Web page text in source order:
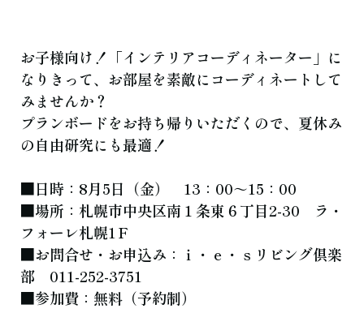
お子様向け！「インテリアコーディネーター」に
なりきって、お部屋を素敵にコーディネートして
みませんか？
プランボードをお持ち帰りいただくので、夏休み
の自由研究にも最適！
■日時：8月5日（金） 13：00～15：00
■場所：札幌市中央区南１条東６丁目2-30 ラ・
フォーレ札幌1Ｆ
■お問合せ・お申込み：ｉ・ｅ・ｓリビング倶楽
部 011-252-3751
■参加費：無料（予約制）